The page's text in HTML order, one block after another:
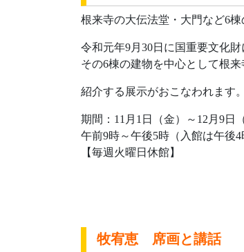
根来寺の大伝法堂・大門など6
令和元年9月30日に国重要文化財
その6棟の建物を中心として根
紹介する展示がおこなわれます。
期間：11月1日（金）～12月9日
午前9時～午後5時（入館は午後4
【毎週火曜日休館】
牧宥恵 席画と講話